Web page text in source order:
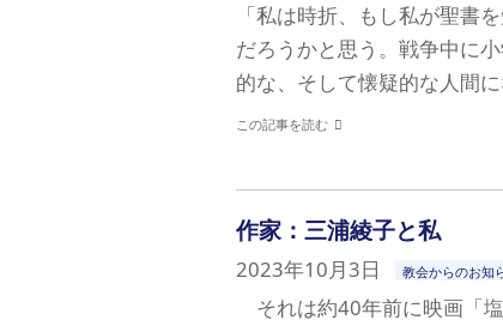
「私は時折、もし私が聖書
だろうかと思う。戦争中に
的な、そして懐疑的な人間
この記事を読む
作家：三浦綾子と私
2023年10月3日 教会からのお知
それは約40年前に映画「